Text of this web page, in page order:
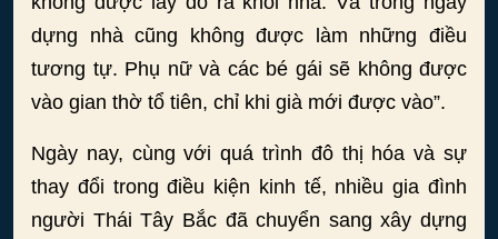
dựng nhà cũng không được làm những điều
tương tự. Phụ nữ và các bé gái sẽ không được
vào gian thờ tổ tiên, chỉ khi già mới được vào”.
Ngày nay, cùng với quá trình đô thị hóa và sự
thay đổi trong điều kiện kinh tế, nhiều gia đình
người Thái Tây Bắc đã chuyển sang xây dựng